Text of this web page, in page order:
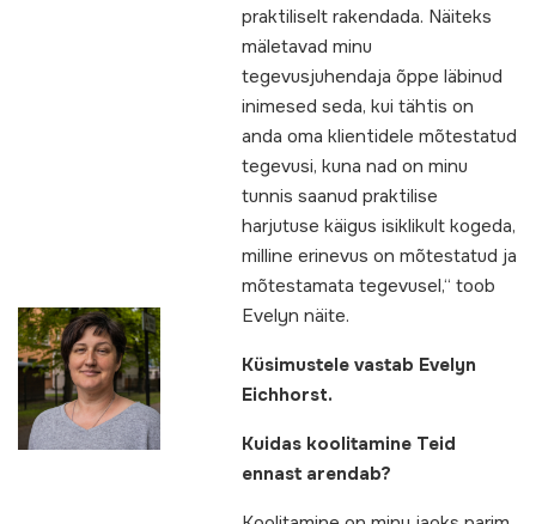
praktiliselt rakendada. Näiteks
mäletavad minu
tegevusjuhendaja õppe läbinud
inimesed seda, kui tähtis on
anda oma klientidele mõtestatud
tegevusi, kuna nad on minu
tunnis saanud praktilise
harjutuse käigus isiklikult kogeda,
milline erinevus on mõtestatud ja
mõtestamata tegevusel,“ toob
Evelyn näite.
Küsimustele vastab Evelyn
Eichhorst.
Kuidas koolitamine Teid
ennast arendab?